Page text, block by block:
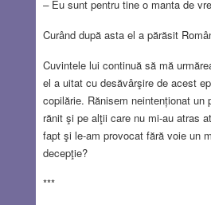
– Eu sunt pentru tine o manta de
Curând după asta el a părăsit
Cuvintele lui continuă să mă
el a uitat cu desăvârşire de acest
copilărie. Rănisem neintenționat un
rănit şi pe alţii care nu mi-au atras
fapt şi le-am provocat fără voie un
decepţie?
***